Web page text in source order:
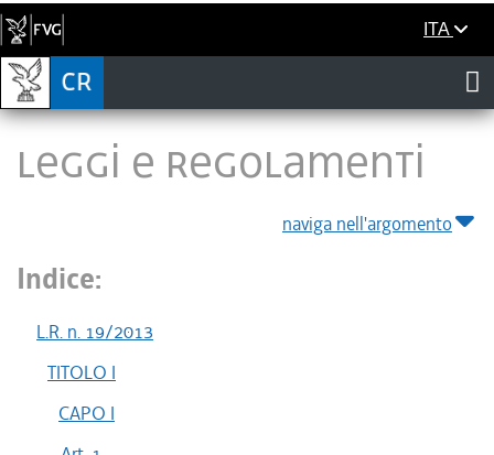
ITA
LEGGI E REGOLAMENTI
naviga nell'argomento
Indice:
L.R. n. 19/2013
TITOLO I
CAPO I